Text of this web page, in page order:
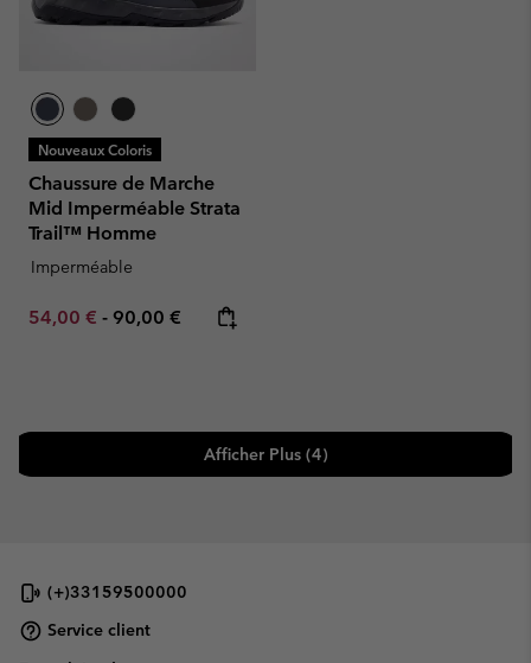
Nouveaux Coloris
Chaussure de Marche
Mid Imperméable Strata
Trail™ Homme
Imperméable
Minimum sale price:
54,00 € - Maximum price:
90,00 €
Afficher Plus (4)
(+)33159500000
Service client